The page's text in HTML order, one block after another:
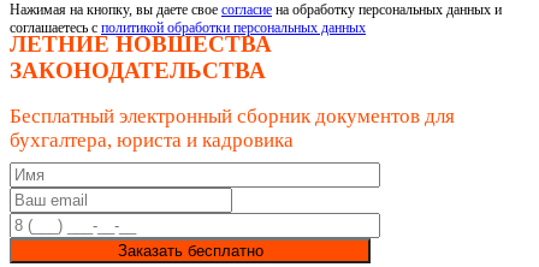
Нажимая на кнопку, вы даете свое согласие на обработку персональных данных и
соглашаетесь с политикой обработки персональных данных
ЛЕТНИЕ НОВШЕСТВА
ЗАКОНОДАТЕЛЬСТВА
Бесплатный электронный сборник документов для
бухгалтера, юриста и кадровика
Заказать бесплатно